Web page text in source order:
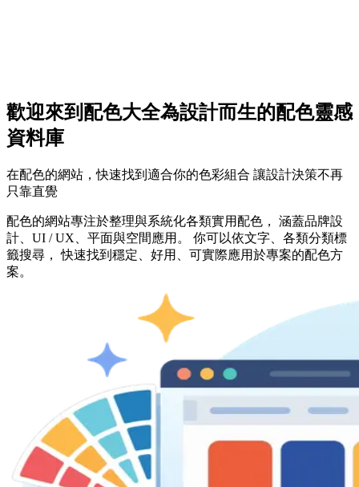
歡迎來到配色大全為設計而生的配色靈感
資料庫
在配色的網站，快速找到適合你的色彩組合 讓設計決策不再
只靠直覺
配色的網站專注於整理與系統化各類實用配色， 涵蓋品牌設
計、UI / UX、平面與空間應用。 你可以依文字、各類分類標
籤搜尋， 快速找到穩定、好用、可實際應用於專案的配色方
案。